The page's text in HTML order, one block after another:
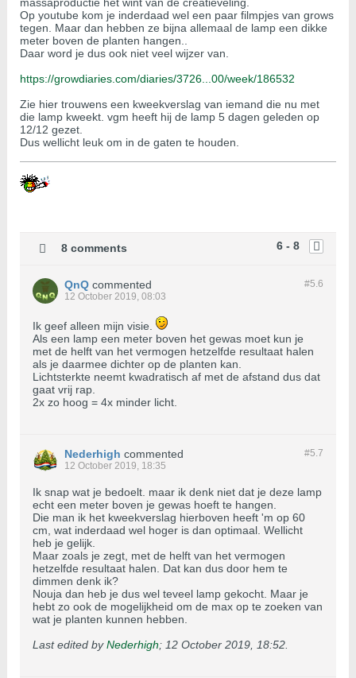
Op youtube kom je inderdaad wel een paar filmpjes van grows
tegen. Maar dan hebben ze bijna allemaal de lamp een dikke
meter boven de planten hangen..
Daar word je dus ook niet veel wijzer van.
https://growdiaries.com/diaries/3726...00/week/186532
Zie hier trouwens een kweekverslag van iemand die nu met
die lamp kweekt. vgm heeft hij de lamp 5 dagen geleden op
12/12 gezet.
Dus wellicht leuk om in de gaten te houden.
6 - 8
8 comments
#5.6
QnQ commented
12 October 2019, 08:03
Ik geef alleen mijn visie.
Als een lamp een meter boven het gewas moet kun je
met de helft van het vermogen hetzelfde resultaat halen
als je daarmee dichter op de planten kan.
Lichtsterkte neemt kwadratisch af met de afstand dus dat
gaat vrij rap.
2x zo hoog = 4x minder licht.
#5.7
Nederhigh commented
12 October 2019, 18:35
Ik snap wat je bedoelt. maar ik denk niet dat je deze lamp
echt een meter boven je gewas hoeft te hangen.
Die man ik het kweekverslag hierboven heeft 'm op 60
cm, wat inderdaad wel hoger is dan optimaal. Wellicht
heb je gelijk.
Maar zoals je zegt, met de helft van het vermogen
hetzelfde resultaat halen. Dat kan dus door hem te
dimmen denk ik?
Nouja dan heb je dus wel teveel lamp gekocht. Maar je
hebt zo ook de mogelijkheid om de max op te zoeken van
wat je planten kunnen hebben.
Last edited byNederhigh; 12 October 2019, 18:52